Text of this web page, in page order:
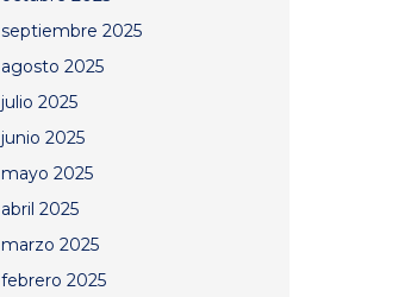
septiembre 2025
agosto 2025
julio 2025
junio 2025
mayo 2025
abril 2025
marzo 2025
febrero 2025